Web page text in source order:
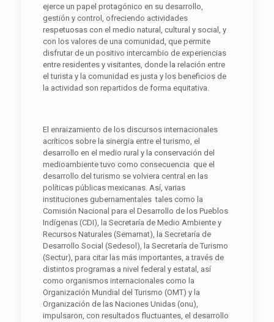
ejerce un papel protagónico en su desarrollo,
gestión y control, ofreciendo actividades
respetuosas con el medio natural, cultural y social, y
con los valores de una comunidad, que permite
disfrutar de un positivo intercambio de experiencias
entre residentes y visitantes, donde la relación entre
el turista y la comunidad es justa y los beneficios de
la actividad son repartidos de forma equitativa.
El enraizamiento de los discursos internacionales
acríticos sobre la sinergia entre el turismo, el
desarrollo en el medio rural y la conservación del
medioambiente tuvo como consecuencia que el
desarrollo del turismo se volviera central en las
políticas públicas mexicanas. Así, varias
instituciones gubernamentales tales como la
Comisión Nacional para el Desarrollo de los Pueblos
Indígenas (CDI), la Secretaría de Medio Ambiente y
Recursos Naturales (Semarnat), la Secretaría de
Desarrollo Social (Sedesol), la Secretaría de Turismo
(Sectur), para citar las más importantes, a través de
distintos programas a nivel federal y estatal, así
como organismos internacionales como la
Organización Mundial del Turismo (OMT) y la
Organización de las Naciones Unidas (onu),
impulsaron, con resultados fluctuantes, el desarrollo